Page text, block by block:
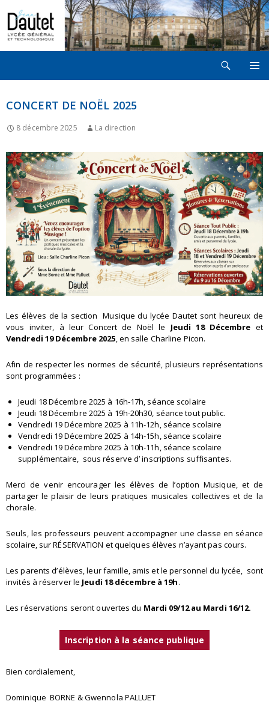
CONTENU
CONCERT DE NOËL 2025
8 décembre 2025 La direction
Les élèves de la section Musique du lycée Dautet sont heureux de
vous inviter, à leur Concert de Noël le Jeudi 18 Décembre et
Vendredi 19 Décembre 2025, en salle Charline Picon.
Afin de respecter les normes de sécurité, plusieurs représentations
sont programmées :
Jeudi 18 Décembre 2025 à 16h-17h, séance scolaire
Jeudi 18 Décembre 2025 à 19h-20h30, séance tout public.
Vendredi 19 Décembre 2025 à 11h-12h, séance scolaire
Vendredi 19 Décembre 2025 à 14h-15h, séance scolaire
Vendredi 19 Décembre 2025 à 10h-11h, séance scolaire
supplémentaire, sous réserve d’ inscriptions suffisantes.
Merci de venir encourager les élèves de l’option Musique, et de
partager le plaisir de leurs pratiques musicales collectives et de la
chorale.
Seuls, les professeurs peuvent accompagner une classe en séance
scolaire, sur RÉSERVATION et quelques élèves n’ayant pas cours.
Les parents d’élèves, leur famille, amis et le personnel du lycée, sont
invités à réserver le Jeudi 18 décembre à 19h.
Les réservations seront ouvertes du Mardi 09/12 au Mardi 16/12.
Inscription à la séance publique
Bien cordialement,
Dominique BORNE & Gwennola PALLUET